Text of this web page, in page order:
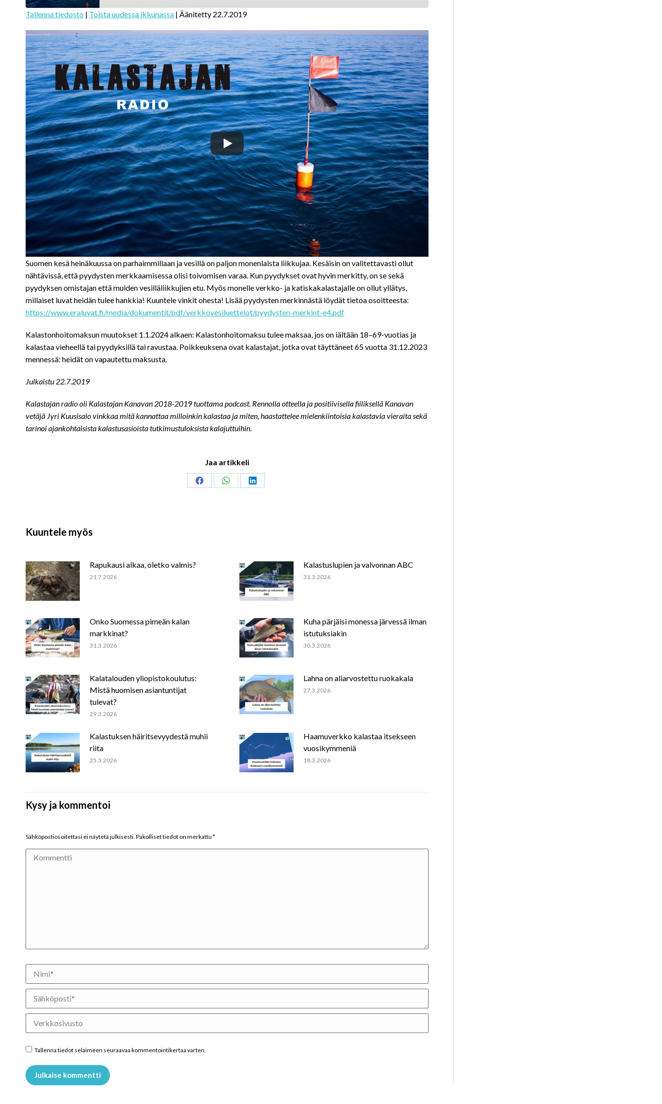
RSS FEED
SHARE
LINK
EMBED
Tallenna tiedosto | Toista uudessa ikkunassa | Äänitetty 22.7.2019
Suomen kesä heinäkuussa on parhaimmillaan ja vesillä on paljon monenlaista liikkujaa. Kesäisin on valitettavasti ollut
nähtävissä, että pyydysten merkkaamisessa olisi toivomisen varaa. Kun pyydykset ovat hyvin merkitty, on se sekä
pyydyksen omistajan että muiden vesilläliikkujien etu. Myös monelle verkko- ja katiskakalastajalle on ollut yllätys,
millaiset luvat heidän tulee hankkia! Kuuntele vinkit ohesta! Lisää pyydysten merkinnästä löydät tietoa osoitteesta:
https://www.eraluvat.fi/media/dokumentit/pdf/verkkovesiluettelot/pyydysten-merkint-e4.pdf
Kalastonhoitomaksun muutokset 1.1.2024 alkaen: Kalastonhoitomaksu tulee maksaa, jos on iältään 18–69-vuotias ja
kalastaa vieheellä tai pyydyksillä tai ravustaa. Poikkeuksena ovat kalastajat, jotka ovat täyttäneet 65 vuotta 31.12.2023
mennessä: heidät on vapautettu maksusta.
Julkaistu 22.7.2019
Kalastajan radio oli Kalastajan Kanavan 2018-2019 tuottama podcast. Rennolla otteella ja positiivisella fiiliksellä Kanavan
vetäjä Jyri Kuusisalo vinkkaa mitä kannattaa milloinkin kalastaa ja miten, haastattelee mielenkiintoisia kalastavia vieraita sekä
tarinoi ajankohtaisista kalastusasioista tutkimustuloksista kalajuttuihin.
Jaa artikkeli
Share
Share
Share
Kuuntele myös
Rapukausi alkaa, oletko valmis?
21.7.2026
Kalastuslupien ja valvonnan ABC
31.3.2026
Onko Suomessa pimeän kalan
markkinat?
31.3.2026
Kuha pärjäisi monessa järvessä ilman
istutuksiakin
30.3.2026
Kalatalouden yliopistokoulutus:
Mistä huomisen asiantuntijat
tulevat?
29.3.2026
Lahna on aliarvostettu ruokakala
27.3.2026
Kalastuksen häiritsevyydestä muhii
riita
25.3.2026
Haamuverkko kalastaa itsekseen
vuosikymmeniä
18.3.2026
Kysy ja kommentoi
Sähköpostiosoitettasi ei näytetä julkisesti. Pakolliset tiedot on merkattu *
Kommentti
Nimi *
Sähköposti *
Verkkosivusto
Tallenna tiedot selaimeen seuraavaa kommentointikertaa varten.
Julkaise kommentti